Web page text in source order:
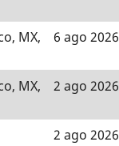
MX,
6 ago 2026
MX,
2 ago 2026
2 ago 2026